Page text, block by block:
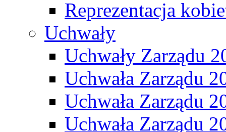
Reprezentacja
Uchwały
Uchwały Zarządu
Uchwała Zarządu
Uchwała Zarządu
Uchwała Zarządu